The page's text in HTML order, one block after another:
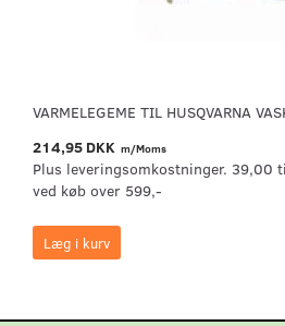
VARMELEGEME TIL HUSQVARNA
214,95 DKK m/Moms
Plus leveringsomkostninger. 39,00
ved køb over 599,-
Læg i kurv